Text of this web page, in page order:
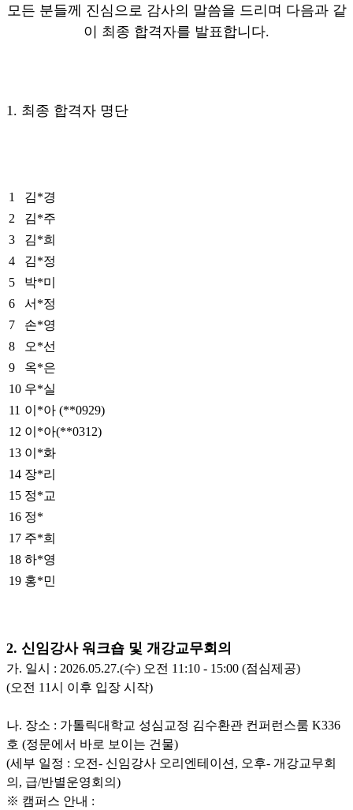
모든 분들께 진심으로 감사의 말씀을 드리며 다음과 같
이 최종 합격자를 발표합니다.
1. 최종 합격자 명단
1
김*경
2
김*주
3
김*희
4
김*정
5
박*미
6
서*정
7
손*영
8
오*선
9
옥*은
10 우*실
11 이*아 (**0929)
12 이*아(**0312)
13 이*화
14 장*리
15 정*교
16 정*
17 주*희
18 하*영
19 홍*민
2. 신임강사 워크숍 및 개강교무회의
가. 일시 : 2026.05.27.(수) 오전 11:10 - 15:00 (점심제공)
(오전 11시 이후 입장 시작)
나. 장소 : 가톨릭대학교 성심교정 김수환관 컨퍼런스룸 K336
호 (정문에서 바로 보이는 건물)
(세부 일정 : 오전- 신임강사 오리엔테이션, 오후- 개강교무회
의, 급/반별운영회의)
※ 캠퍼스 안내 :